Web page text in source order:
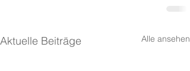
Aktuelle Beiträge Alle ansehen